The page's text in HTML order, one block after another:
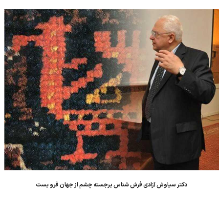
معرفی و حفظ هنر دستب...
دکتر سیاوش آزادی فرش شناس برجسته چشم از جهان فرو بست